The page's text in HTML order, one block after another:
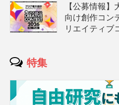
【公募情報
向け創作コン
リエイティブ
特集